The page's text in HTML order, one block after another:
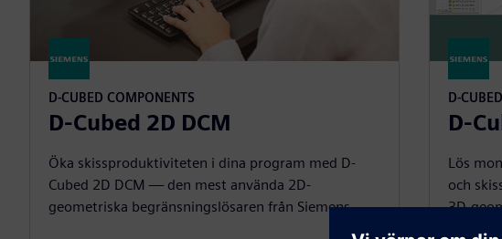
D-CUBED COMPONENTS
D-Cubed 2D DCM
Öka skissproduktiviteten i dina program med D-
Cubed 2D DCM — den mest använda 2D-
geometriska begränsningslösaren från Siemens.
D-
D-
Lös
och
3D-
CAD/